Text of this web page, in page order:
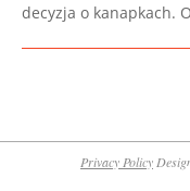
decyzja o kanapkach.
Privacy Policy